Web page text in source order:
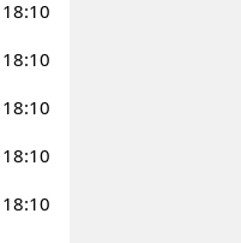
18:10
18:10
18:10
18:10
18:10